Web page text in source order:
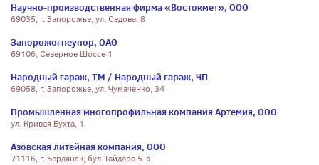
Научно-производственная фирма «Востокмет», ООО
69035, г. Запорожье, ул. Седова, 8
Запорожогнеупор, ОАО
69106, Северное Шоссе 1
Народный гараж, ТМ / Народный гараж, ЧП
69058, г. Запорожье, ул. Чумаченко, 34
Промышленная многопрофильная компания Артемия, ООО
ул. Кривая Бухта, 1
Азовская литейная компания, ООО
71116, г. Бердянск, бул. Гайдара 5-а